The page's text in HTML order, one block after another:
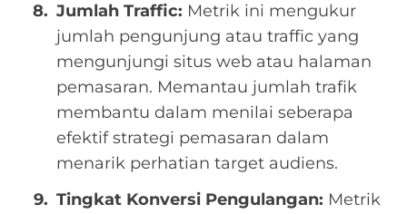
Jumlah Traffic: Metrik ini mengukur
jumlah pengunjung atau traffic yang
mengunjungi situs web atau halaman
pemasaran. Memantau jumlah trafik
membantu dalam menilai seberapa
efektif strategi pemasaran dalam
menarik perhatian target audiens.
Tingkat Konversi Pengulangan: Metrik